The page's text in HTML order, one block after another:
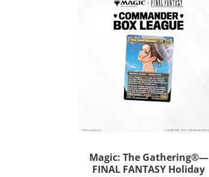
Magic: The Gathering®—
FINAL FANTASY Holiday